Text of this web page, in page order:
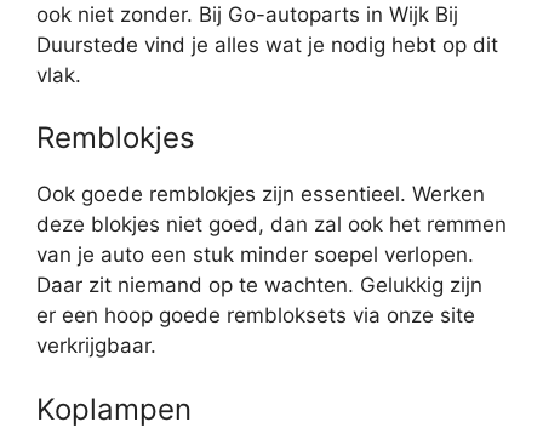
ook niet zonder. Bij Go-autoparts in Wijk Bij
Duurstede vind je alles wat je nodig hebt op dit
vlak.
Remblokjes
Ook goede remblokjes zijn essentieel. Werken
deze blokjes niet goed, dan zal ook het remmen
van je auto een stuk minder soepel verlopen.
Daar zit niemand op te wachten. Gelukkig zijn
er een hoop goede rembloksets via onze site
verkrijgbaar.
Koplampen